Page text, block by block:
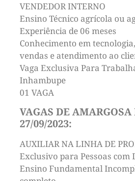
VENDEDOR INTERNO
Ensino Técnico agrícola ou
Experiência de 06 meses
Conhecimento em
vendas e atendimento ao
Vaga Exclusiva Para
Inhambupe
01 VAGA
VAGAS DE
27/09/2023:
AUXILIAR NA LINHA DE
Exclusivo para Pessoas com
Ensino Fundamental